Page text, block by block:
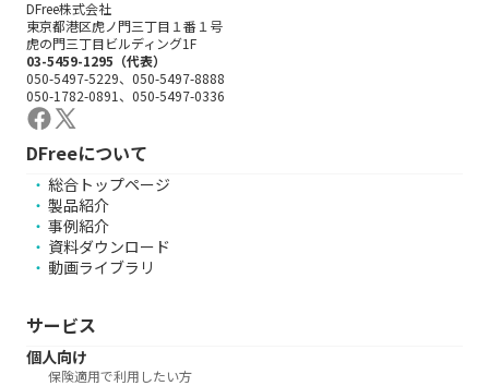
DFree株式会社
東京都港区虎ノ門三丁目１番１号
虎の門三丁目ビルディング1F
03-5459-1295（代表）
050-5497-5229、050-5497-8888
050-1782-0891、050-5497-0336
DFreeについて
総合トップページ
製品紹介
事例紹介
資料ダウンロード
動画ライブラリ
サービス
個人向け
保険適用で利用したい方